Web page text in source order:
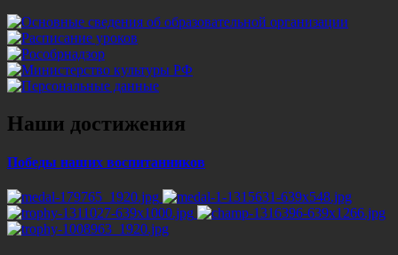
Наши достижения
Победы наших воспитанников